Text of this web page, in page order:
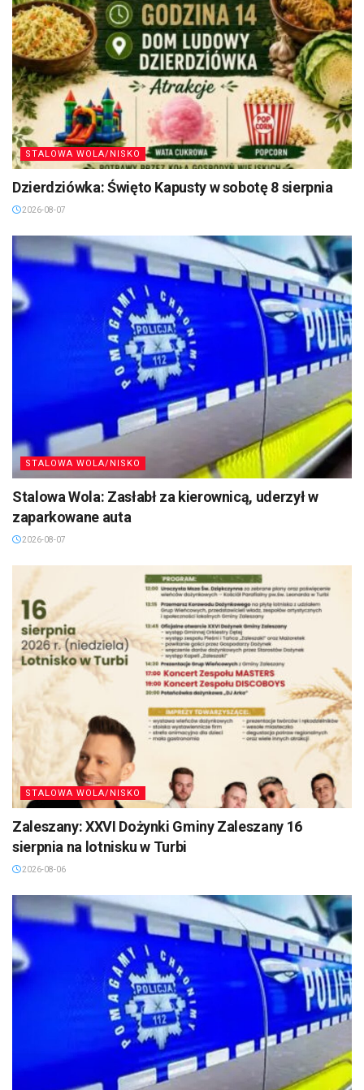
STALOWA WOLA/NISKO
Dzierdziówka: Święto Kapusty w sobotę 8 sierpnia
2026-08-07
STALOWA WOLA/NISKO
Stalowa Wola: Zasłabł za kierownicą, uderzył w
zaparkowane auta
2026-08-07
STALOWA WOLA/NISKO
Zaleszany: XXVI Dożynki Gminy Zaleszany 16
sierpnia na lotnisku w Turbi
2026-08-06